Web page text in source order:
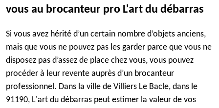
vous au brocanteur pro L'art du débarras
Si vous avez hérité d’un certain nombre d’objets anciens,
mais que vous ne pouvez pas les garder parce que vous ne
disposez pas d’assez de place chez vous, vous pouvez
procéder à leur revente auprès d’un brocanteur
professionnel. Dans la ville de Villiers Le Bacle, dans le
91190, L'art du débarras peut estimer la valeur de vos